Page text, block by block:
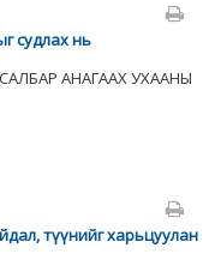
судлах нь
АНАГААХ УХААНЫ
түүнийг харьцуулан